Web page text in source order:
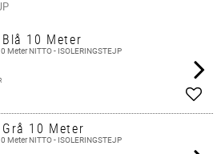
10 Meter
Meter NITTO - ISOLERINGSTEJP
Add
10 Meter
Meter NITTO - ISOLERINGSTEJP